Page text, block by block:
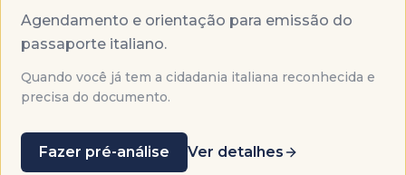
Agendamento e orientação para emissão do
passaporte italiano.
Quando você já tem a cidadania italiana reconhecida e
precisa do documento.
Fazer pré-análise Ver detalhes